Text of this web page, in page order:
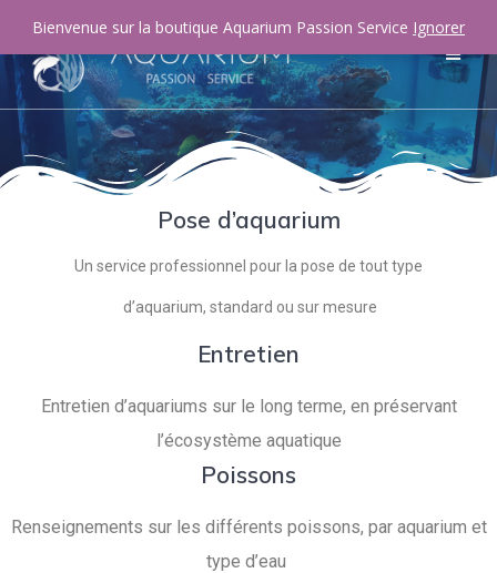
Pose d’aquarium
Un service professionnel pour la pose de tout type
d’aquarium, standard ou sur mesure
Entretien
Entretien d’aquariums sur le long terme, en préservant
l’écosystème aquatique
Poissons
Renseignements sur les différents poissons, par aquarium et
type d’eau
Bienvenue sur la boutique Aquarium Passion Service Ignorer